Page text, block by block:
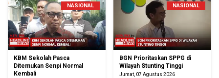
NASIONAL
KBM Sekolah Pasca
Ditemukan Senpi Normal
Kembali
NASIONAL
BGN Prioritaskan SPPG di
Wilayah Stunting Tinggi
Jumat, 07 Agustus 2026